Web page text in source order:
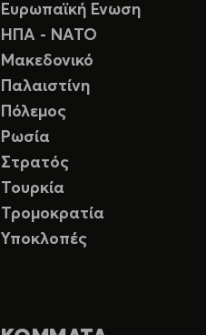
Ευρωπαϊκή Ενωση
ΗΠΑ - ΝΑΤΟ
Μακεδονικό
Παλαιστίνη
Πόλεμος
Ρωσία
Στρατός
Τουρκία
Τρομοκρατία
Υποκλοπές